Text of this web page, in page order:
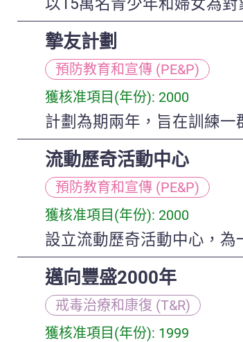
摯友計劃
預防教育和宣傳 (PE&P)
獲核准項目(年份): 2000
計劃為期兩年，旨在訓練一
流動歷奇活動中心
預防教育和宣傳 (PE&P)
獲核准項目(年份): 2000
設立流動歷奇活動中心，為
邁向豐盛2000年
戒毒治療和康復 (T&R)
獲核准項目(年份): 1999